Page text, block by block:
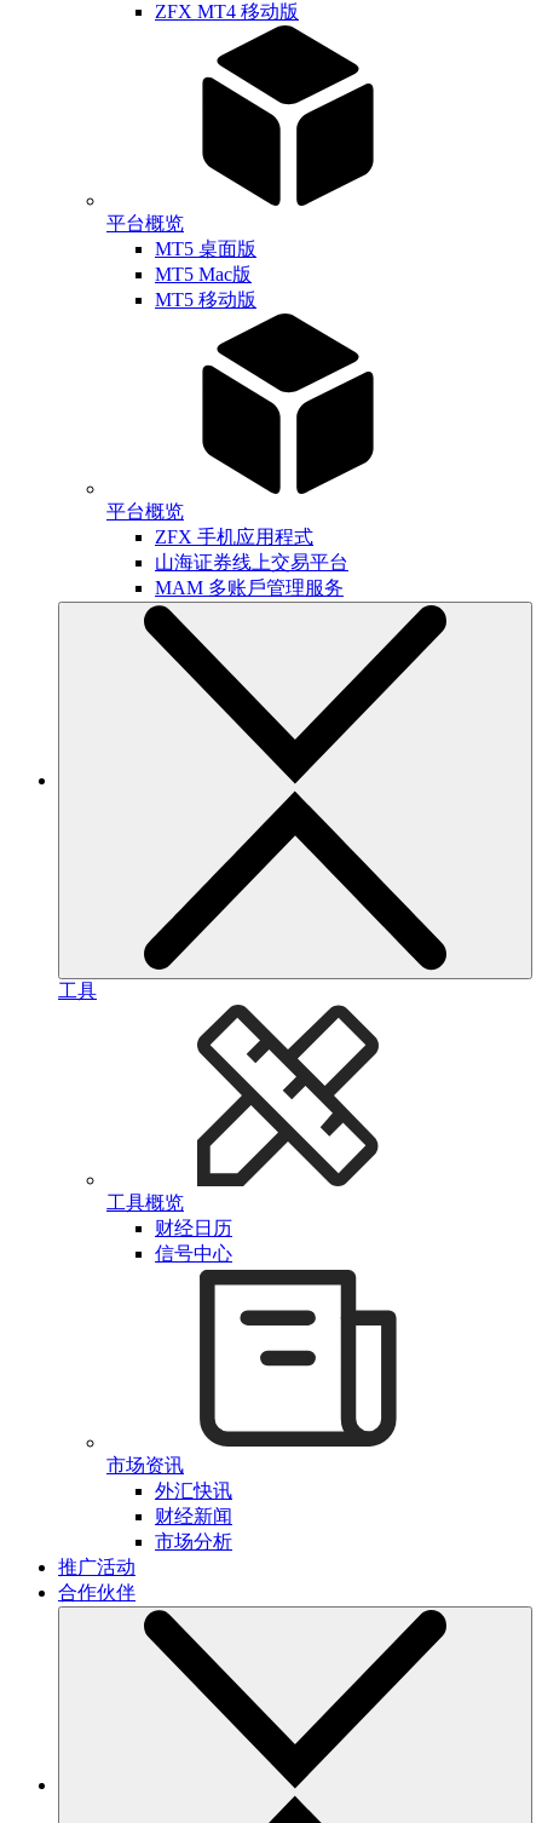
ZFX MT4 移动版
平台概览
MT5 桌面版
MT5 Mac版
MT5 移动版
平台概览
ZFX 手机应用程式
山海证券线上交易平台
MAM 多账戶管理服务
工具
工具概览
财经日历
信号中心
市场资讯
外汇快讯
财经新闻
市场分析
推广活动
合作伙伴